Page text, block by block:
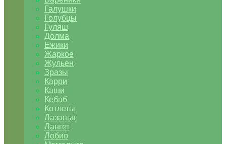
Галушки
Голубцы
Гуляш
Долма
Ежики
Жаркое
Жульен
Зразы
Карри
Каши
Кебаб
Котлеты
Лазанья
Лангет
Лобио